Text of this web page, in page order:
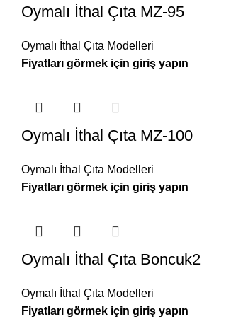
Oymalı İthal Çıta MZ-95
Oymalı İthal Çıta Modelleri
Oymalı İthal Çıta MZ-100
Oymalı İthal Çıta Modelleri
Oymalı İthal Çıta Boncuk2
Oymalı İthal Çıta Modelleri